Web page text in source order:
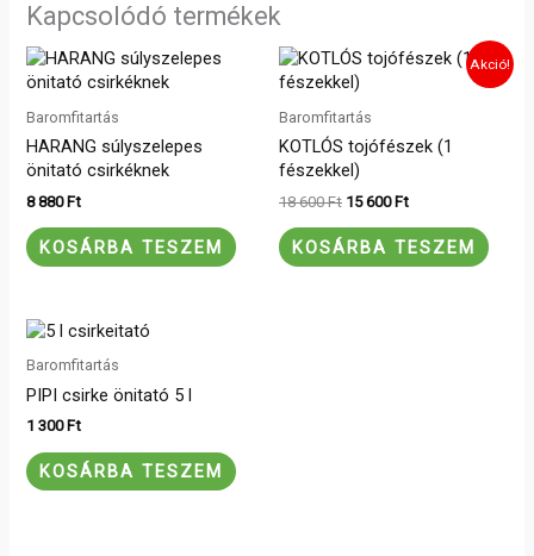
Kapcsolódó termékek
Baromfitartás
HARANG súlyszelepes
önitató csirkéknek
8 880Ft
KOSÁRBA TESZEM
Akció!
Baromfitartás
KOTLÓS tojófészek (1
fészekkel)
18 600Ft
Original
price
was:
18
600 Ft.
15 600Ft
Current
600 Ft.
KOSÁRBA TESZEM
Baromfitartás
PIPI csirke önitató 5 l
1 300 Ft
KOSÁRBA TESZEM